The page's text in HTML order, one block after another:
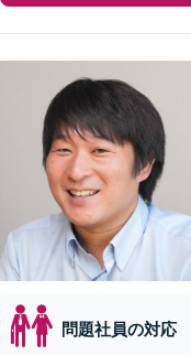
問題社員の対応